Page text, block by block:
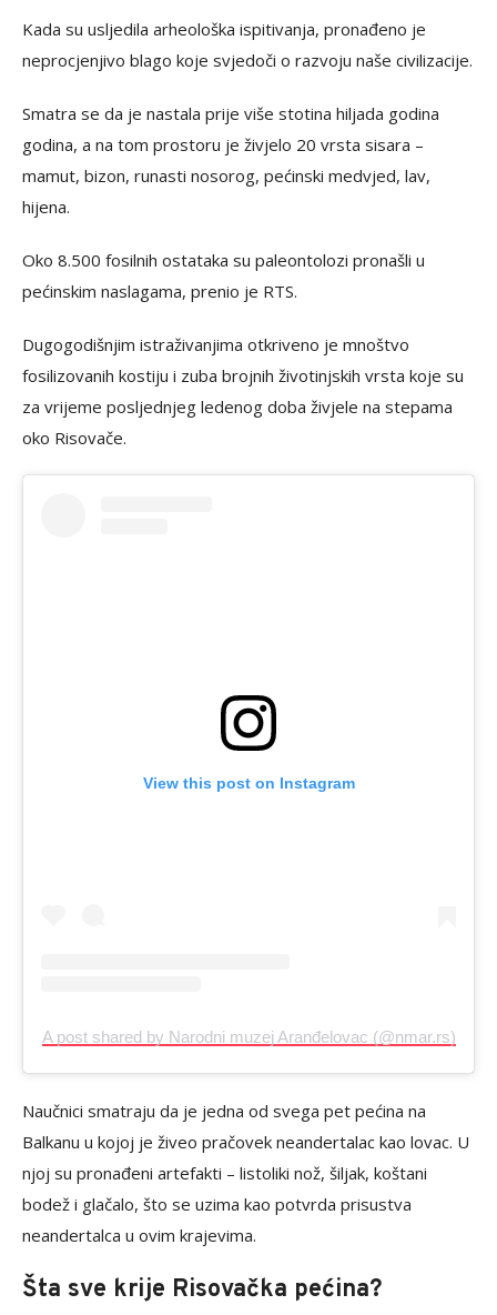
Kada su usljedila arheološka ispitivanja, pronađeno je
neprocjenjivo blago koje svjedoči o razvoju naše civilizacije.
Smatra se da je nastala prije više stotina hiljada godina
godina, a na tom prostoru je živjelo 20 vrsta sisara –
mamut, bizon, runasti nosorog, pećinski medvjed, lav,
hijena.
Oko 8.500 fosilnih ostataka su paleontolozi pronašli u
pećinskim naslagama, prenio je RTS.
Dugogodišnjim istraživanjima otkriveno je mnoštvo
fosilizovanih kostiju i zuba brojnih životinjskih vrsta koje su
za vrijeme posljednjeg ledenog doba živjele na stepama
oko Risovače.
View this post on Instagram
A post shared by Narodni muzej Aranđelovac (@nmar.rs)
Naučnici smatraju da je jedna od svega pet pećina na
Balkanu u kojoj je živeo pračovek neandertalac kao lovac. U
njoj su pronađeni artefakti – listoliki nož, šiljak, koštani
bodež i glačalo, što se uzima kao potvrda prisustva
neandertalca u ovim krajevima.
Šta sve krije Risovačka pećina?